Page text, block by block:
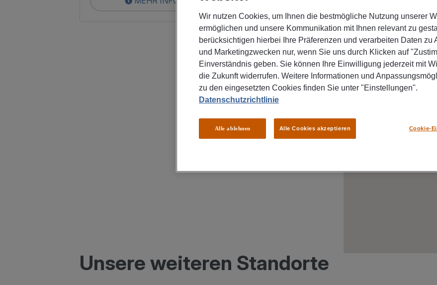
Unsere weiteren Standorte
Wir nutzen Cookies, um Ihnen die bestmögliche Nutzung unserer
ermöglichen und unsere Kommunikation mit Ihnen relevant zu
berücksichtigen hierbei Ihre Präferenzen und verarbeiten Daten zu
und Marketingzwecken nur, wenn Sie uns durch Klicken auf
Einverständnis geben. Sie können Ihre Einwilligung jederzeit mit
die Zukunft widerrufen. Weitere Informationen und
zu den eingesetzten Cookies finden Sie unter "Einstellungen".
Datenschutzrichtlinie
Cookie-
Alle ablehnen Alle Cookies akzeptieren